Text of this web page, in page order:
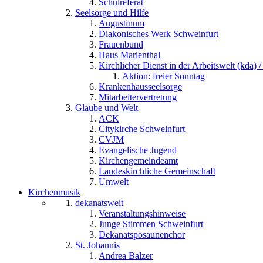
Schulreferat
Seelsorge und Hilfe
Augustinum
Diakonisches Werk Schweinfurt
Frauenbund
Haus Marienthal
Kirchlicher Dienst in der Arbeitswelt (kda) /
Aktion: freier Sonntag
Krankenhausseelsorge
Mitarbeitervertretung
Glaube und Welt
ACK
Citykirche Schweinfurt
CVJM
Evangelische Jugend
Kirchengemeindeamt
Landeskirchliche Gemeinschaft
Umwelt
Kirchenmusik
dekanatsweit
Veranstaltungshinweise
Junge Stimmen Schweinfurt
Dekanatsposaunenchor
St. Johannis
Andrea Balzer